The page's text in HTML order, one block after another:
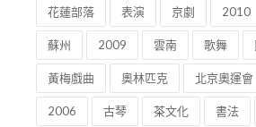
收藏 2015 少年才藝 青年
花蓮部落 表演 京劇 2010
蘇州 2009 雲南 歌舞
黃梅戲曲 奧林匹克 北京奧運會